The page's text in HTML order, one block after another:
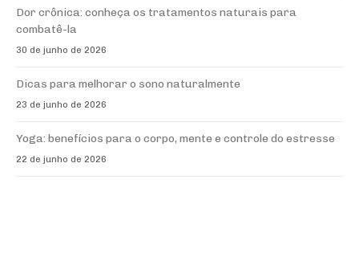
Dor crônica: conheça os tratamentos naturais para
combatê-la
30 de junho de 2026
Dicas para melhorar o sono naturalmente
23 de junho de 2026
Yoga: benefícios para o corpo, mente e controle do estresse
22 de junho de 2026